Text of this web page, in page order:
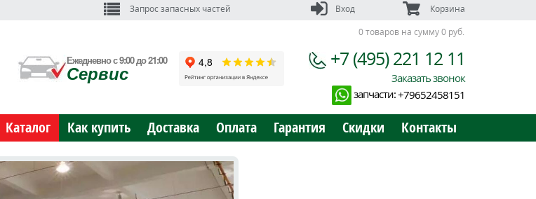
Запрос запасных частей
Корзина
0 товаров на сумму 0 руб.
Вход
Ежедневно с 9:00 до 21:00
Сервис
+7 (495) 221 12 11
Заказать звонок
запчасти:+79652458151
Каталог Как купить Доставка Оплата Гарантия Скидки Контакты